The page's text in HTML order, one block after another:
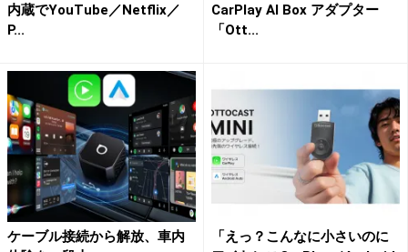
内蔵でYouTube／Netflix／
P...
CarPlay AI Box アダプター
「Ott...
ケーブル接続から解放、車内
「えっ？こんなに小さいのに